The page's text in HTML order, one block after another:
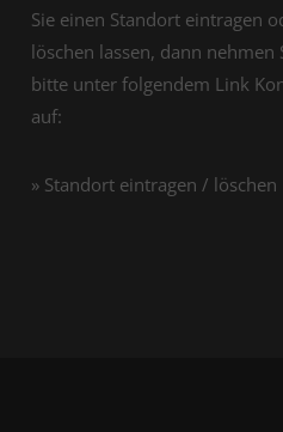
Sie einen Standort eintragen
löschen lassen, dann nehmen
bitte unter folgendem Link
auf:
» Standort eintragen / löschen